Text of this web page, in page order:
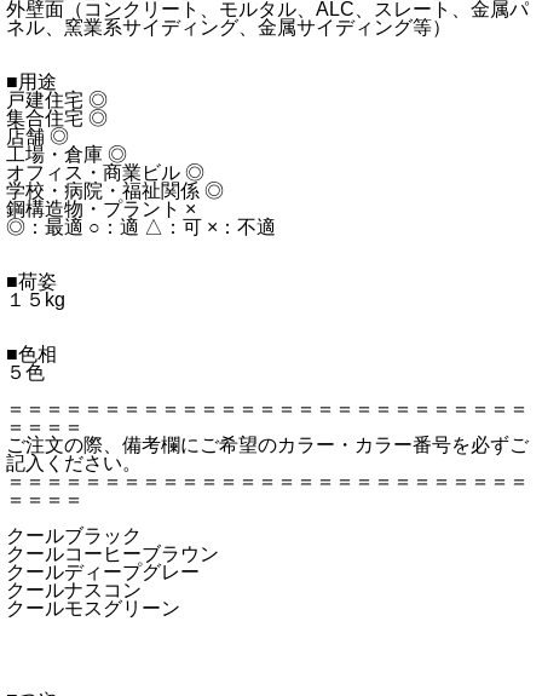
外壁面（コンクリート、モルタル、ALC、スレート、金属パ
ネル、窯業系サイディング、金属サイディング等）
■用途
戸建住宅 ◎
集合住宅 ◎
店舗 ◎
工場・倉庫 ◎
オフィス・商業ビル ◎
学校・病院・福祉関係 ◎
鋼構造物・プラント ×
◎：最適 ○：適 △：可 ×：不適
■荷姿
１５kg
■色相
５色
＝＝＝＝＝＝＝＝＝＝＝＝＝＝＝＝＝＝＝＝＝＝＝＝＝＝＝
＝＝＝＝
ご注文の際、備考欄にご希望のカラー・カラー番号を必ずご
記入ください。
＝＝＝＝＝＝＝＝＝＝＝＝＝＝＝＝＝＝＝＝＝＝＝＝＝＝＝
＝＝＝＝
クールブラック
クールコーヒーブラウン
クールディープグレー
クールナスコン
クールモスグリーン